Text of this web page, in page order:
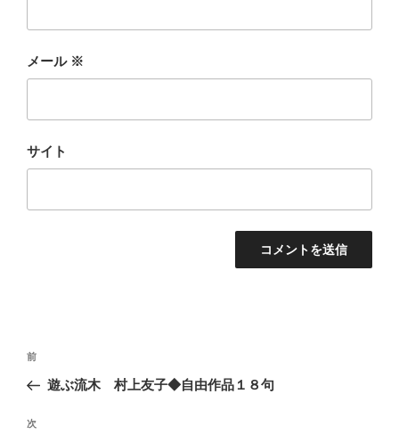
メール ※
サイト
投
ナ
ビ
前
の
稿
前
遊ぶ流木 村上友子◆自由作品１８句
次
次